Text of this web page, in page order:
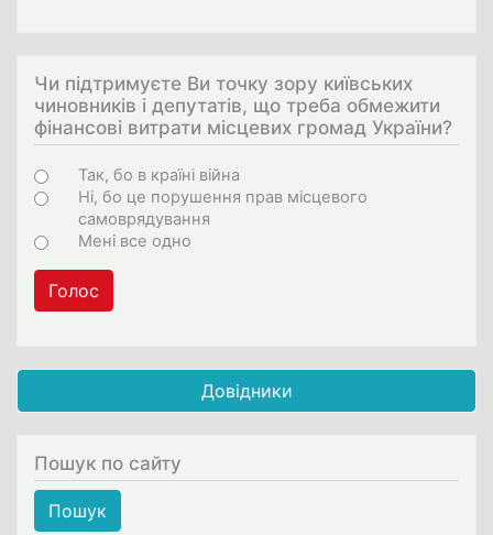
Чи підтримуєте Ви точку зору київських
чиновників і депутатів, що треба обмежити
фінансові витрати місцевих громад України?
Варіанти
Так, бо в країні війна
Ні, бо це порушення прав місцевого
самоврядування
Мені все одно
Голос
Довідники
Пошук по сайту
Пошук